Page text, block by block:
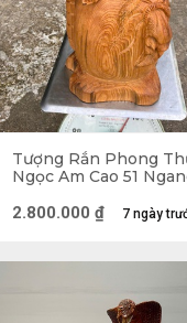
Tượng Rắn Phong
Ngọc Am Cao 51
7 ngày
2.800.000 ₫